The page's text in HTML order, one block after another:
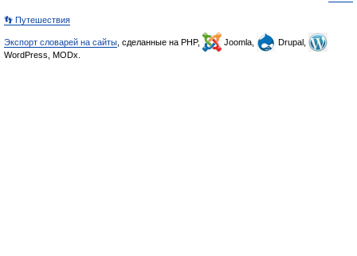
👣 Путешествия
Экспорт словарей на сайты , сделанные на PHP, Joomla,
Drupal,
WordPress, MODx.